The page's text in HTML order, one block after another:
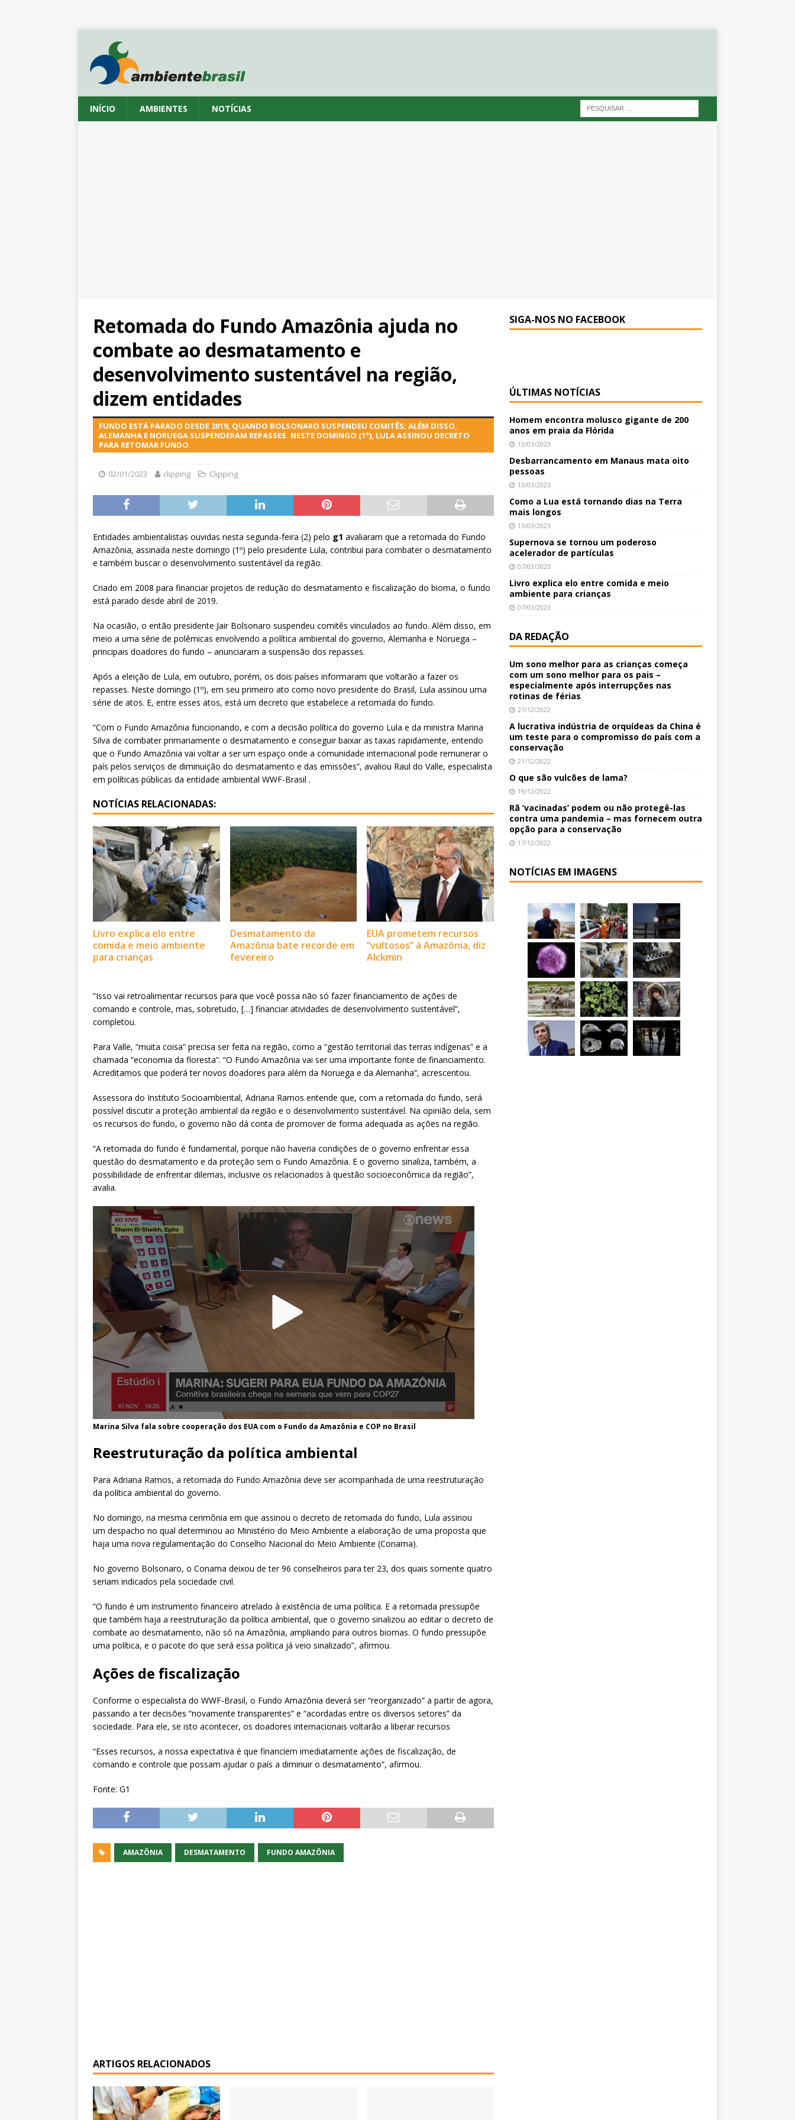
INÍCIO AMBIENTES NOTÍCIAS
Retomada do Fundo Amazônia ajuda no
combate ao desmatamento e
desenvolvimento sustentável na região,
dizem entidades
FUNDO ESTÁ PARADO DESDE 2019, QUANDO BOLSONARO SUSPENDEU COMITÊS; ALÉM DISSO,
ALEMANHA E NORUEGA SUSPENDERAM REPASSES. NESTE DOMINGO (1º), LULA ASSINOU DECRETO
PARA RETOMAR FUNDO.
02/01/2023 clipping Clipping
Entidades ambientalistas ouvidas nesta segunda-feira (2) pelo g1 avaliaram que a retomada do Fundo
Amazônia, assinada neste domingo (1º) pelo presidente Lula, contribui para combater o desmatamento
e também buscar o desenvolvimento sustentável da região.
Criado em 2008 para financiar projetos de redução do desmatamento e fiscalização do bioma, o fundo
está parado desde abril de 2019.
Na ocasião, o então presidente Jair Bolsonaro suspendeu comitês vinculados ao fundo. Além disso, em
meio a uma série de polêmicas envolvendo a política ambiental do governo, Alemanha e Noruega –
principais doadores do fundo – anunciaram a suspensão dos repasses.
Após a eleição de Lula, em outubro, porém, os dois países informaram que voltarão a fazer os
repasses. Neste domingo (1º), em seu primeiro ato como novo presidente do Brasil, Lula assinou uma
série de atos. E, entre esses atos, está um decreto que estabelece a retomada do fundo.
“Com o Fundo Amazônia funcionando, e com a decisão política do governo Lula e da ministra Marina
Silva de combater primariamente o desmatamento e conseguir baixar as taxas rapidamente, entendo
que o Fundo Amazônia vai voltar a ser um espaço onde a comunidade internacional pode remunerar o
país pelos serviços de diminuição do desmatamento e das emissões”, avaliou Raul do Valle, especialista
em políticas públicas da entidade ambiental WWF-Brasil .
NOTÍCIAS RELACIONADAS:
Livro explica elo entre
comida e meio ambiente
para crianças
Desmatamento da
Amazônia bate recorde em
fevereiro
EUA prometem recursos
“vultosos” à Amazônia, diz
Alckmin
“Isso vai retroalimentar recursos para que você possa não só fazer financiamento de ações de
comando e controle, mas, sobretudo, […] financiar atividades de desenvolvimento sustentável”,
completou.
Para Valle, “muita coisa” precisa ser feita na região, como a “gestão territorial das terras indígenas” e a
chamada “economia da floresta”. “O Fundo Amazônia vai ser uma importante fonte de financiamento.
Acreditamos que poderá ter novos doadores para além da Noruega e da Alemanha”, acrescentou.
Assessora do Instituto Socioambiental, Adriana Ramos entende que, com a retomada do fundo, será
possível discutir a proteção ambiental da região e o desenvolvimento sustentável. Na opinião dela, sem
os recursos do fundo, o governo não dá conta de promover de forma adequada as ações na região.
“A retomada do fundo é fundamental, porque não haveria condições de o governo enfrentar essa
questão do desmatamento e da proteção sem o Fundo Amazônia. E o governo sinaliza, também, a
possibilidade de enfrentar dilemas, inclusive os relacionados à questão socioeconômica da região”,
avalia.
Marina Silva fala sobre cooperação dos EUA com o Fundo da Amazônia e COP no Brasil
Reestruturação da política ambiental
Para Adriana Ramos, a retomada do Fundo Amazônia deve ser acompanhada de uma reestruturação
da política ambiental do governo.
No domingo, na mesma cerimônia em que assinou o decreto de retomada do fundo, Lula assinou
um despacho no qual determinou ao Ministério do Meio Ambiente a elaboração de uma proposta que
haja uma nova regulamentação do Conselho Nacional do Meio Ambiente (Conama).
No governo Bolsonaro, o Conama deixou de ter 96 conselheiros para ter 23, dos quais somente quatro
seriam indicados pela sociedade civil.
“O fundo é um instrumento financeiro atrelado à existência de uma política. E a retomada pressupõe
que também haja a reestruturação da política ambiental, que o governo sinalizou ao editar o decreto de
combate ao desmatamento, não só na Amazônia, ampliando para outros biomas. O fundo pressupõe
uma política, e o pacote do que será essa política já veio sinalizado”, afirmou.
Ações de fiscalização
Conforme o especialista do WWF-Brasil, o Fundo Amazônia deverá ser “reorganizado” a partir de agora,
passando a ter decisões “novamente transparentes” e “acordadas entre os diversos setores” da
sociedade. Para ele, se isto acontecer, os doadores internacionais voltarão a liberar recursos
“Esses recursos, a nossa expectativa é que financiem imediatamente ações de fiscalização, de
comando e controle que possam ajudar o país a diminuir o desmatamento”, afirmou.
Fonte: G1
AMAZÔNIA DESMATAMENTO FUNDO AMAZÔNIA
ARTIGOS RELACIONADOS
SIGA-NOS NO FACEBOOK
ÚLTIMAS NOTÍCIAS
Homem encontra molusco gigante de 200
anos em praia da Flórida
13/03/2023
Desbarrancamento em Manaus mata oito
pessoas
13/03/2023
Como a Lua está tornando dias na Terra
mais longos
13/03/2023
Supernova se tornou um poderoso
acelerador de partículas
07/03/2023
Livro explica elo entre comida e meio
ambiente para crianças
07/03/2023
DA REDAÇÃO
Um sono melhor para as crianças começa
com um sono melhor para os pais –
especialmente após interrupções nas
rotinas de férias
27/12/2022
A lucrativa indústria de orquídeas da China é
um teste para o compromisso do país com a
conservação
21/12/2022
O que são vulcões de lama?
19/12/2022
Rã ‘vacinadas’ podem ou não protegê-las
contra uma pandemia – mas fornecem outra
opção para a conservação
17/12/2022
NOTÍCIAS EM IMAGENS